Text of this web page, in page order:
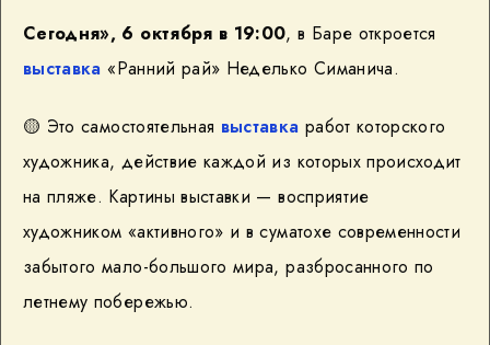
Сегодня», 6 октября в 19:00, в Баре откроется
выставка «Ранний рай» Неделько Симанича.
🟡 Это самостоятельная выставка работ которского
художника, действие каждой из которых происходит
на пляже. Картины выставки — восприятие
художником «активного» и в суматохе современности
забытого мало-большого мира, разбросанного по
летнему побережью.